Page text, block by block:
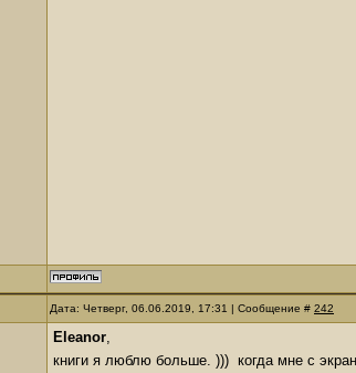
Дата: Четверг, 06.06.2019, 17:31 | Сообщение # 242
Eleanor,
книги я люблю больше. ))) когда мне с